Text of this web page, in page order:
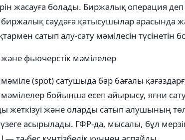
жасауға болады. Биржалық операция
саудаға қатысушылар арасында
сатып алу-сату мәмілесін түсінетін
фьючерстік мәмілелер
(spot) сатушыда бар бағалы
мәмілелер бойынша есеп айырысу, яғни
жеткізуі және оларды сатып алушының
асырылады. ГФР-да, мысалы, бұл